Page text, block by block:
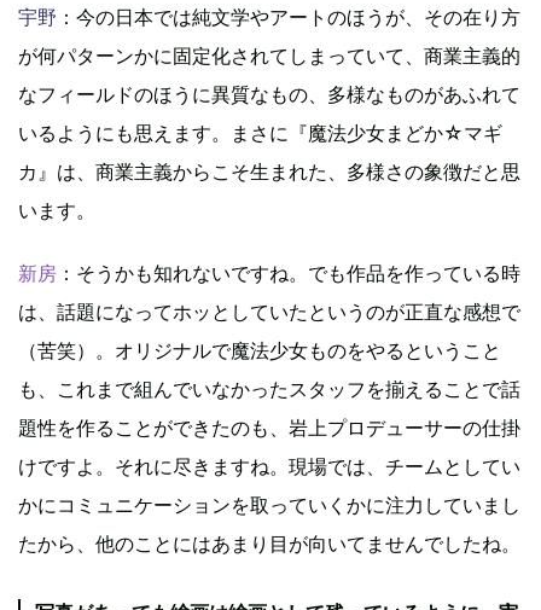
宇野 ：今の日本では純文学やアートのほうが、その在り方
が何パターンかに固定化されてしまっていて、商業主義的
なフィールドのほうに異質なもの、多様なものがあふれて
いるようにも思えます。まさに『魔法少女まどか☆マギ
カ』は、商業主義からこそ生まれた、多様さの象徴だと思
います。
新房 ：そうかも知れないですね。でも作品を作っている時
は、話題になってホッとしていたというのが正直な感想で
（苦笑）。オリジナルで魔法少女ものをやるということ
も、これまで組んでいなかったスタッフを揃えることで話
題性を作ることができたのも、岩上プロデューサーの仕掛
けですよ。それに尽きますね。現場では、チームとしてい
かにコミュニケーションを取っていくかに注力していまし
たから、他のことにはあまり目が向いてませんでしたね。